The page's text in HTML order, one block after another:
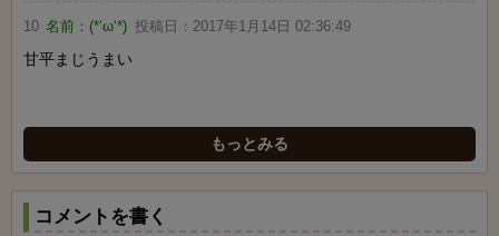
10 名前： (*‘ω‘*) 投稿日： 2017年1月14日 02:36:49
甘平まじうまい
もっとみる
コメントを書く